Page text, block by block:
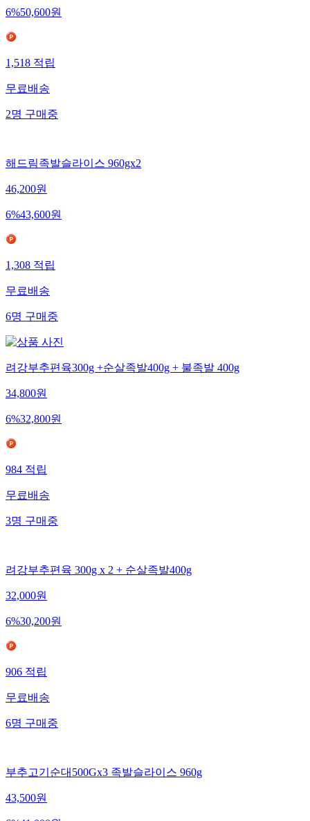
6%50,600원
1,518적립
무료배송
2명구매중
해드림족발슬라이스 960gx2
46,200원
6%43,600원
1,308적립
무료배송
6명구매중
려강부추편육300g +순살족발400g + 불족발 400g
34,800원
6%32,800원
984적립
무료배송
3명구매중
려강부추편육 300g x 2 + 순살족발400g
32,000원
6%30,200원
906적립
무료배송
6명구매중
부추고기순대500Gx3 족발슬라이스 960g
43,500원